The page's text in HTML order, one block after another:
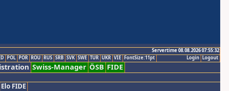
Servertime 08.08.2026 07:55:32
Logout
Login
POL POR ROU RUS SRB SVK SWE TUR UKR VIE FontSize:11pt
Swiss-Manager ÖSB FIDE
Elo FIDE